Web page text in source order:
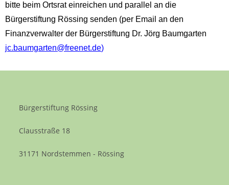
bitte beim Ortsrat einreichen und parallel an die
Bürgerstiftung Rössing senden (per Email an den
Finanzverwalter der Bürgerstiftung Dr. Jörg Baumgarten
jc.baumgarten@freenet.de)
Bürgerstiftung Rössing
Clausstraße 18
31171 Nordstemmen - Rössing